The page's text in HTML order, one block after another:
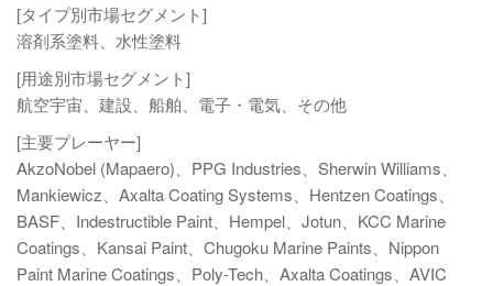
[タイプ別市場セグメント]
溶剤系塗料、水性塗料
[用途別市場セグメント]
航空宇宙、建設、船舶、電子・電気、その他
[主要プレーヤー]
AkzoNobel (Mapaero)、PPG Industries、Sherwin Williams、
Mankiewicz、Axalta Coating Systems、Hentzen Coatings、
BASF、Indestructible Paint、Hempel、Jotun、KCC Marine
Coatings、Kansai Paint、Chugoku Marine Paints、Nippon
Paint Marine Coatings、Poly-Tech、Axalta Coatings、AVIC